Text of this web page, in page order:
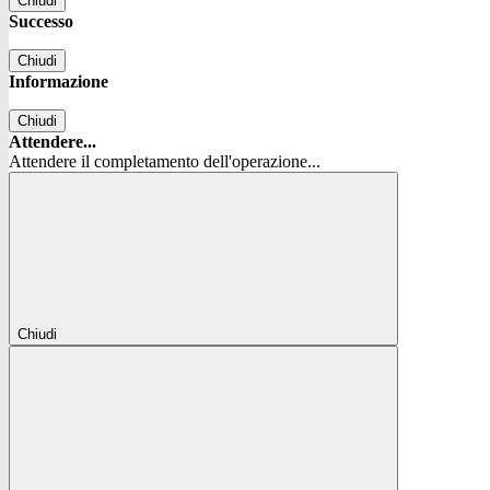
Successo
Chiudi
Informazione
Chiudi
Attendere...
Attendere il completamento dell'operazione...
Chiudi